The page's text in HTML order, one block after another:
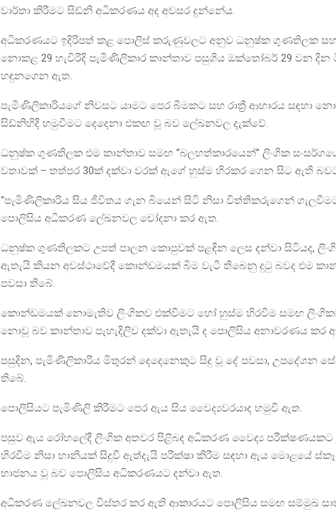
වාර්තා කිරීමට සිඩ්නි අධිකරණය අද අවසර දුන්නේය.
අධිකරණයට ඉදිරිපත් කළ පොලිස් කරුණුවලට අනුව ධනුෂ්ක ගුණතිලක සහ
නොකළ 29 හැවිරිදි පැමිණිලිකාර කාන්තාව පසුගිය ඔක්තෝබර් 29 වන දින
හඳුනගෙන ඇත.
පැමිණිලිකාරියගේ නිවසට යාමට පෙර බීමකට සහ රාත්‍රී ආහාරය සඳහා
සිඩ්නිහිදී හමුවීමට දෙදෙනා එකඟ වූ බව ලේඛනවල දැක්වේ.
ධනුෂ්ක ගුණතිලක එම කාන්තාව සමඟ “බලහත්කාරයෙන්” ලිංගික
වතාවක් – තත්පර 30ක් දක්වා වරක් ඇගේ හුස්ම හිරකර ගෙන සිට ඇති
“පැමිණිලිකාරිය සිය ජීවිතය ගැන බියෙන් සිටි නිසා විත්තිකරුගෙන්
පොලිසිය අධිකරණ ලේඛනවල චෝදනා කර ඇත.
ධනුෂ්ක ගුණතිලකට උපත් පාලන කොපුවක් පළඳින ලෙස දන්වා සිටියද,
ඇතැයි කියන අවස්ථාවේදී කොන්ඩමයක් බිම වැටී තිබෙනු දුටු බවද එම
පවසා තිබේ.
කොන්ඩමයක් නොමැතිව ලිංගිකව එක්වීමට හෝ හුස්ම හිරවීම සමඟ
නොවූ බව කාන්තාව පැහැදිලිව දක්වා ඇතැයි ද පොලිසිය අනාවරණය කර
පසුදින, පැමිණිලිකාරිය මිතුරන් දෙදෙනෙකුට සිදු වූ දේ පවසා, උපදේශන
තිබේ.
පොලිසියට පැමිණිලි කිරීමට පෙර ඇය සිය වෛද්‍යවරයාද හමුවී ඇත.
පසුව ඇය රෝහලේදී ලිංගික අතවර පිළිබඳ අධිකරණ වෛද්‍ය පරීක්ෂණයකට
හිරවීම නිසා හානියක් සිදුවී ඇත්දැයි පරීක්ෂා කිරීම සඳහා ඇය මොළයේ
භාජනය වූ බව පොලිසිය අධිකරණයට දන්වා ඇත.
අධිකරණ ලේඛනවල විස්තර කර ඇති ආකාරයට පොලිසිය සමඟ සම්මුඛ